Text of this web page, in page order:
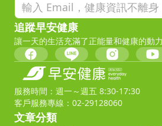
追蹤早安健康
讓一天的生活充滿了正能量和健康的動力
服務時間：週一～週五 8:30-17:30
客戶服務專線：02-29128060
文章分類